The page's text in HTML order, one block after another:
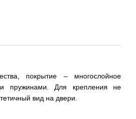
покрытие – многослойное
пружинами. Для крепления не
вид на двери.